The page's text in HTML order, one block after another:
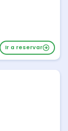
Ir a reservar